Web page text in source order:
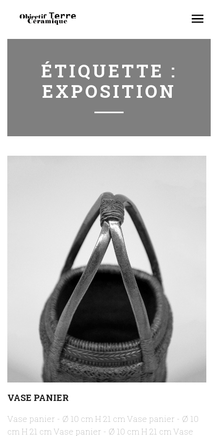
ÉTIQUETTE :
EXPOSITION
VASE PANIER
Vase panier - Ø 10 cm H 21 cm Vase panier - Ø 10
cm H 21 cm Vase panier - Ø 10 cm H 21 cm Vase